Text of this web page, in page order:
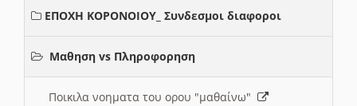
ΕΠΟΧΗ ΚΟΡΟΝΟΙΟΥ_ Συνδεσμοι διαφοροι
Μαθηση vs Πληροφορηση
Ποικιλα νοηματα του ορου "μαθαίνω"